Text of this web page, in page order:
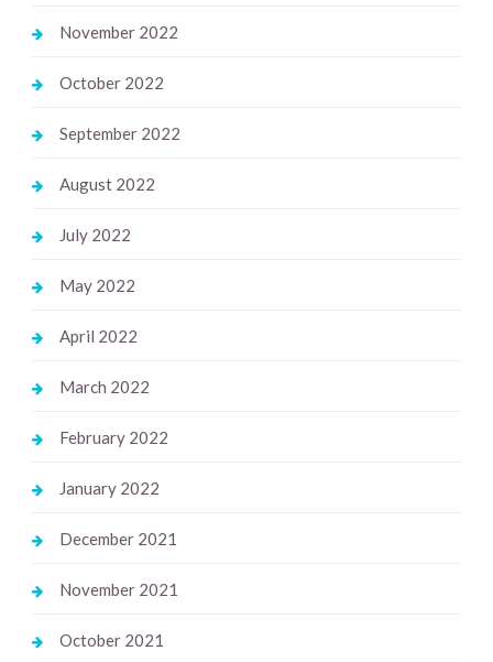
November 2022
October 2022
September 2022
August 2022
July 2022
May 2022
April 2022
March 2022
February 2022
January 2022
December 2021
November 2021
October 2021